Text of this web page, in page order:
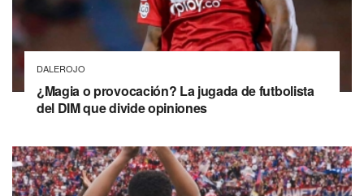
DALEROJO
¿Magia o provocación? La jugada de futbolista
del DIM que divide opiniones